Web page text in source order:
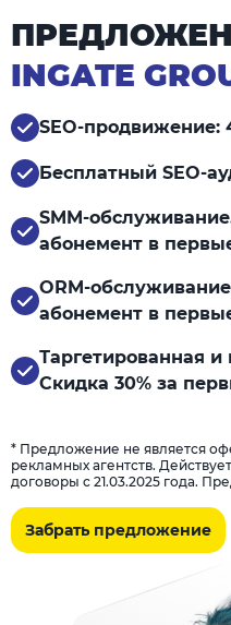
INGATE
SEO-продвижение:
Бесплатный SEO-
SMM-
абонемент в
ORM-
абонемент в
Таргетированная и
Скидка 30% за
* Предложение не является
рекламных агентств.
договоры с 21.03.2025 года.
Забрать предложение